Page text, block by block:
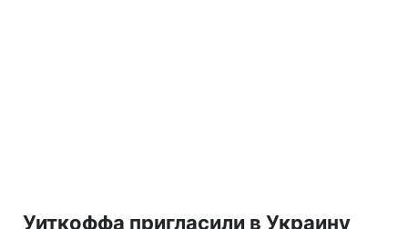
Уиткоффа пригласили в Украину